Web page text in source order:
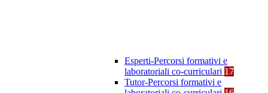
Esperti-Percorsi formativi e
laboratoriali co-curriculari 17
Tutor-Percorsi formativi e